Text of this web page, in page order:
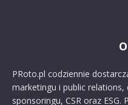
PRoto.pl codziennie
marketingu i public relations,
sponsoringu, CSR oraz